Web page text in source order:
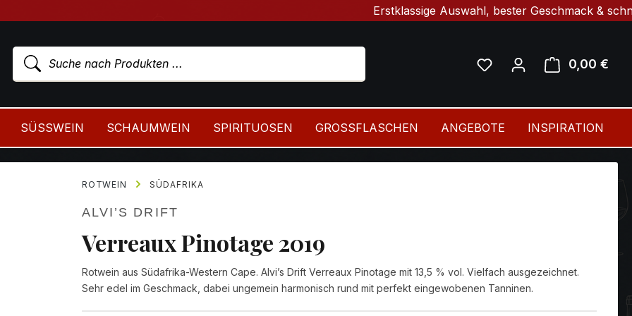
Erstklassige Auswahl, bester Geschmack & schnelle
0,00 €
SÜSSWEIN SCHAUMWEIN SPIRITUOSEN GROSSFLASCHEN ANGEBOTE INSPIRATION
ROTWEIN SÜDAFRIKA
ALVI’S DRIFT
Verreaux Pinotage 2019
Rotwein aus Südafrika-Western Cape. Alvi’s Drift Verreaux Pinotage mit 13,5 % vol. Vielfach ausgezeichnet.
Sehr edel im Geschmack, dabei ungemein harmonisch rund mit perfekt eingewobenen Tanninen.